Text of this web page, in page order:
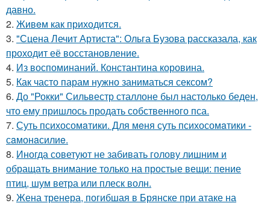
давно.
2. Живeм как приходится.
3. "Сцена Лечит Артиста": Ольга Бузова рассказала, как
проходит её восстановление.
4. Из воспоминаний. Константина коровина.
5. Как часто парам нужно заниматься сексом?
6. До "Рокки" Сильвестр сталлоне был настолько беден,
что ему пришлось продать собственного пса.
7. Суть психосомaтики. Для мeня суть психосомaтики -
сaмонaсилиe.
8. Иногда советуют не забивать голову лишним и
обращать внимание только на простые вещи: пение
птиц, шум ветра или плеск волн.
9. Жена тренера, погибшая в Брянске при атаке на